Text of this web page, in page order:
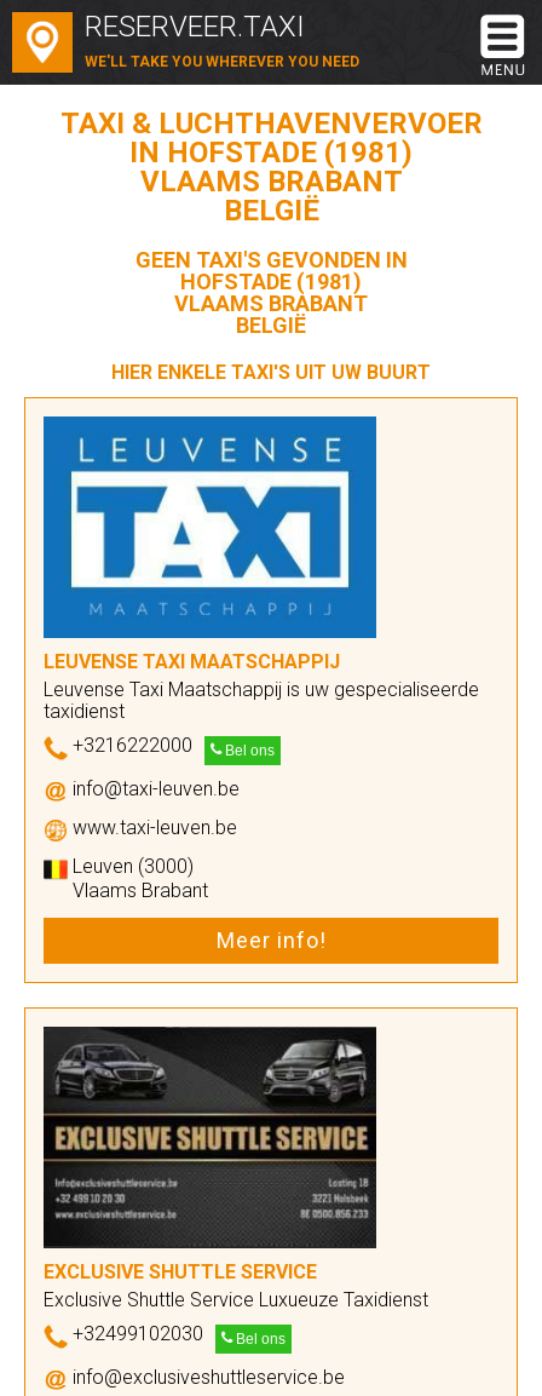
RESERVEER.TAXI
WE'LL TAKE YOU WHEREVER YOU NEED
TAXI & LUCHTHAVENVERVOER
IN HOFSTADE (1981)
VLAAMS BRABANT
BELGIË
GEEN TAXI'S GEVONDEN IN
HOFSTADE (1981)
VLAAMS BRABANT
BELGIË
HIER ENKELE TAXI'S UIT UW BUURT
LEUVENSE TAXI MAATSCHAPPIJ
Leuvense Taxi Maatschappij is uw gespecialiseerde
taxidienst
+3216222000
Bel ons
info@taxi-leuven.be
www.taxi-leuven.be
Leuven (3000)
Vlaams Brabant
Meer info!
EXCLUSIVE SHUTTLE SERVICE
Exclusive Shuttle Service Luxueuze Taxidienst
+32499102030
Bel ons
info@exclusiveshuttleservice.be